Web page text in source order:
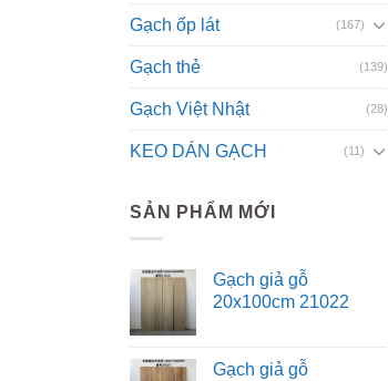
Gạch ốp lát (167)
Gạch thẻ (139)
Gạch Việt Nhật (28)
KEO DÁN GẠCH (11)
SẢN PHẨM MỚI
Gạch giả gỗ
20x100cm 21022
Gạch giả gỗ